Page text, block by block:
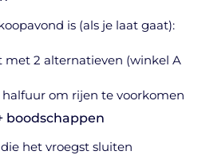
is (als je laat gaat):
met 2 alternatieven (winkel A
om rijen te voorkomen
boodschappen
het vroegst sluiten